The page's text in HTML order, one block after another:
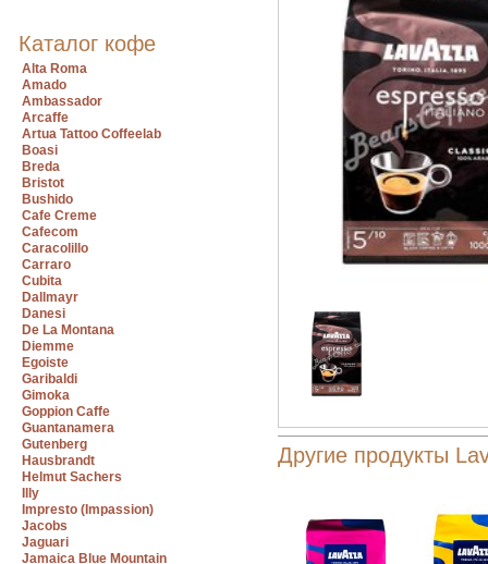
Каталог кофе
Alta Roma
Amado
Ambassador
Arcaffe
Artua Tattoo Coffeelab
Boasi
Breda
Bristot
Bushido
Cafe Creme
Cafecom
Caracolillo
Carraro
Cubita
Dallmayr
Danesi
De La Montana
Diemme
Egoiste
Garibaldi
Gimoka
Goppion Caffe
Guantanamera
Gutenberg
Hausbrandt
Helmut Sachers
Illy
Impresto (Impassion)
Jacobs
Jaguari
Jamaica Blue Mountain
Другие продукты